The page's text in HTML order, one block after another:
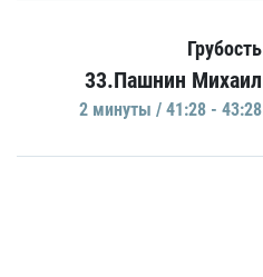
Грубость
33.Пашнин Михаил
2 минуты / 41:28 - 43:28